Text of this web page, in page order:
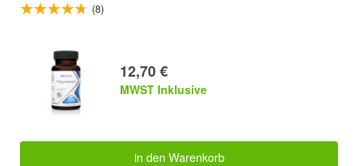
(8)
12,70 €
MWST Inklusive
in den Warenkorb